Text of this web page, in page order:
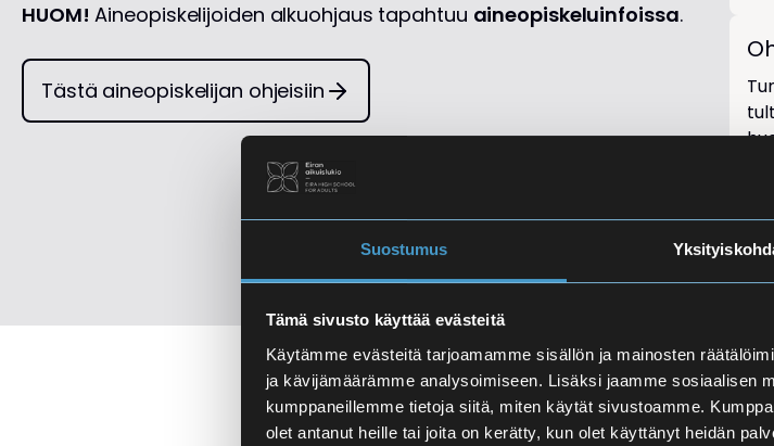
Suostumus
Tämä sivusto käyttää evästeitä
Käytämme evästeitä tarjoamamme sisällön ja mainosten
ja kävijämäärämme analysoimiseen. Lisäksi jaamme sosiaalisen
kumppaneillemme tietoja siitä, miten käytät sivustoamme.
olet antanut heille tai joita on kerätty, kun olet käyttänyt heidän
HUOM! Aineopiskelijoiden alkuohjaus tapahtuu aineopiskeluinfoissa.
Tästä aineopiskelijan ohjeisiin